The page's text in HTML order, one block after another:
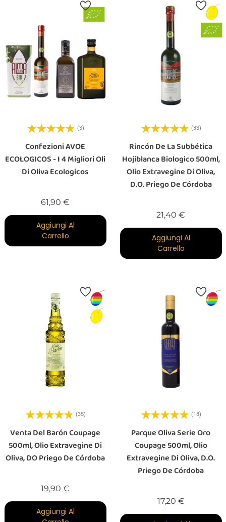
(3)
Confezioni AVOE
ECOLOGICOS - I 4 Migliori Oli
Di Oliva Ecologicos
61,90 €
Aggiungi Al
Carrello
(33)
Rincón De La Subbética
Hojiblanca Biologico 500ml,
Olio Extravegine Di Oliva,
D.O. Priego De Córdoba
21,40 €
Aggiungi Al
Carrello
(35)
Venta Del Barón Coupage
500ml, Olio Extravegine Di
Oliva, DO Priego De Córdoba
19,90 €
Aggiungi Al
(18)
Parque Oliva Serie Oro
Coupage 500ml, Olio
Extravegine Di Oliva, D.O.
Priego De Córdoba
17,20 €Prezzo